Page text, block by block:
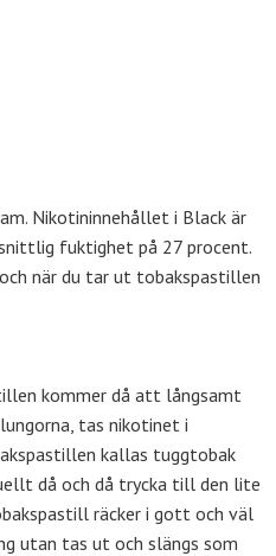
Nikotininnehållet i Black är
fuktighet på 27 procent.
när du tar ut tobakspastillen
kommer då att långsamt
tas nikotinet i
kallas tuggtobak
då och då trycka till den lite
räcker i gott och väl
utan tas ut och slängs som